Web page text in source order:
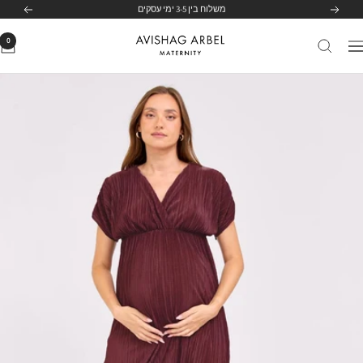
הקודם לרשימת הסניפים שלנו לחצי כאן הבא
ניווט
Avishag
0